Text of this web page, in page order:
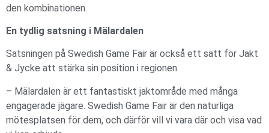
den kombinationen.
En tydlig satsning i Mälardalen
Satsningen på Swedish Game Fair är också ett sätt för Jakt
& Jycke att stärka sin position i regionen.
– Mälardalen är ett fantastiskt jaktområde med många
engagerade jägare. Swedish Game Fair är den naturliga
mötesplatsen för dem, och därför vill vi vara där och visa vad